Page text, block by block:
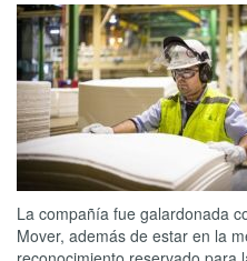
La compañía fue galardonada
Mover, además de estar en la